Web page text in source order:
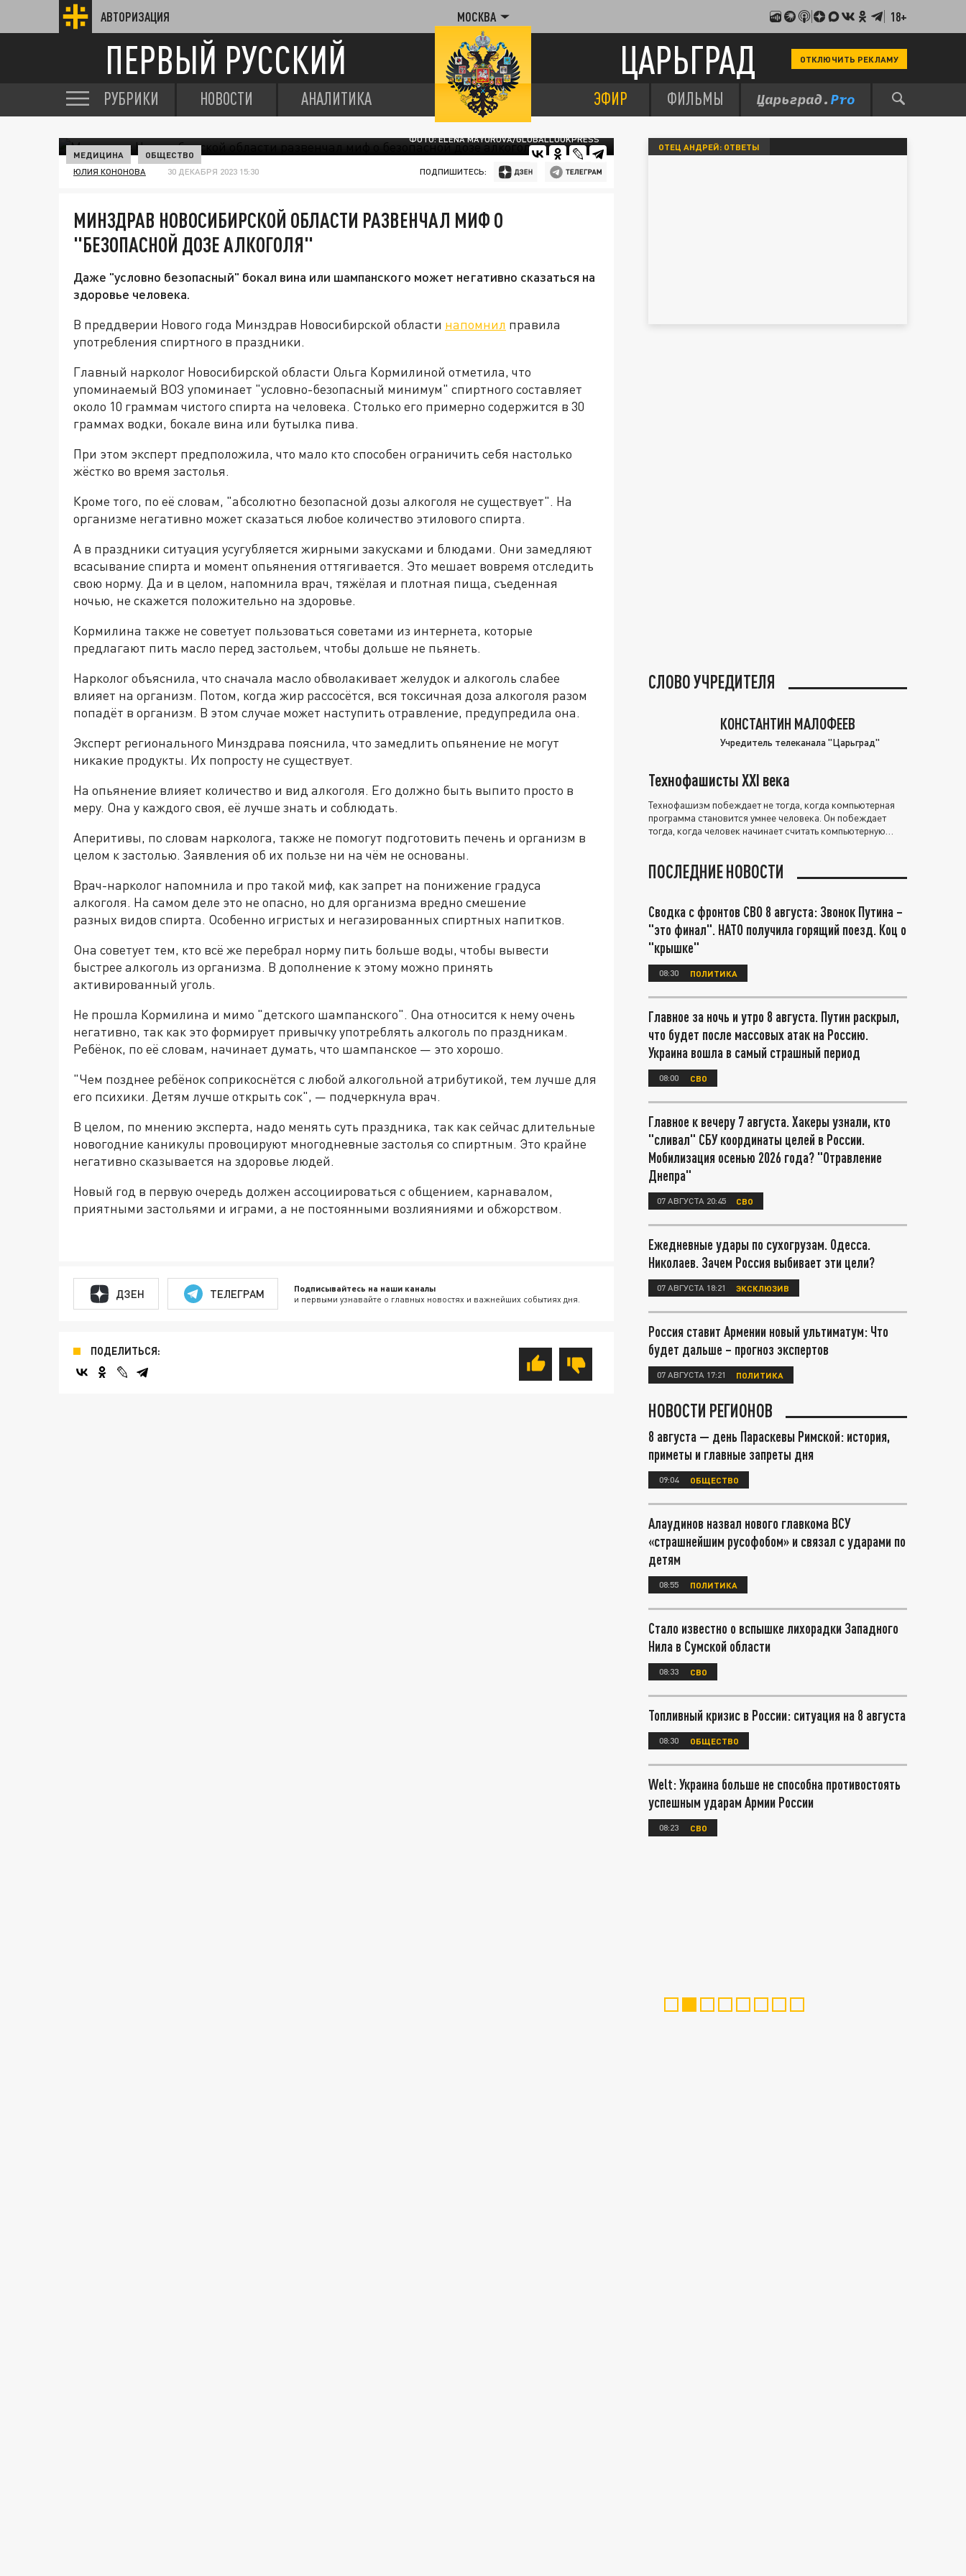
АВТОРИЗАЦИЯ МОСКВА 18+
ПЕРВЫЙ РУССКИЙ ЦАРЬГРАД ОТКЛЮЧИТЬ РЕКЛАМУ
РУБРИКИ НОВОСТИ АНАЛИТИКА ЭФИР ФИЛЬМЫ
ФОТО: ELENA MAYOROVA/GLOBALLOOKPRESS
МЕДИЦИНА ОБЩЕСТВО
ЮЛИЯ КОНОНОВА 30 ДЕКАБРЯ 2023 15:30 ПОДПИШИТЕСЬ:
МИНЗДРАВ НОВОСИБИРСКОЙ ОБЛАСТИ РАЗВЕНЧАЛ МИФ О
"БЕЗОПАСНОЙ ДОЗЕ АЛКОГОЛЯ"
Даже "условно безопасный" бокал вина или шампанского может негативно сказаться на
здоровье человека.
В преддверии Нового года Минздрав Новосибирской области напомнил правила
употребления спиртного в праздники.
Главный нарколог Новосибирской области Ольга Кормилиной отметила, что
упоминаемый ВОЗ упоминает "условно-безопасный минимум" спиртного составляет
около 10 граммам чистого спирта на человека. Столько его примерно содержится в 30
граммах водки, бокале вина или бутылка пива.
При этом эксперт предположила, что мало кто способен ограничить себя настолько
жёстко во время застолья.
Кроме того, по её словам, "абсолютно безопасной дозы алкоголя не существует". На
организме негативно может сказаться любое количество этилового спирта.
А в праздники ситуация усугубляется жирными закусками и блюдами. Они замедляют
всасывание спирта и момент опьянения оттягивается. Это мешает вовремя отследить
свою норму. Да и в целом, напомнила врач, тяжёлая и плотная пища, съеденная
ночью, не скажется положительно на здоровье.
Кормилина также не советует пользоваться советами из интернета, которые
предлагают пить масло перед застольем, чтобы дольше не пьянеть.
Нарколог объяснила, что сначала масло обволакивает желудок и алкоголь слабее
влияет на организм. Потом, когда жир рассосётся, вся токсичная доза алкоголя разом
попадёт в организм. В этом случае может наступить отравление, предупредила она.
Эксперт регионального Минздрава пояснила, что замедлить опьянение не могут
никакие продукты. Их попросту не существует.
На опьянение влияет количество и вид алкоголя. Его должно быть выпито просто в
меру. Она у каждого своя, её лучше знать и соблюдать.
Аперитивы, по словам нарколога, также не помогут подготовить печень и организм в
целом к застолью. Заявления об их пользе ни на чём не основаны.
Врач-нарколог напомнила и про такой миф, как запрет на понижение градуса
алкоголя. На самом деле это не опасно, но для организма вредно смешение
разных видов спирта. Особенно игристых и негазированных спиртных напитков.
Она советует тем, кто всё же перебрал норму пить больше воды, чтобы вывести
быстрее алкоголь из организма. В дополнение к этому можно принять
активированный уголь.
Не прошла Кормилина и мимо "детского шампанского". Она относится к нему очень
негативно, так как это формирует привычку употреблять алкоголь по праздникам.
Ребёнок, по её словам, начинает думать, что шампанское — это хорошо.
"Чем позднее ребёнок соприкоснётся с любой алкогольной атрибутикой, тем лучше для
его психики. Детям лучше открыть сок", — подчеркнула врач.
В целом, по мнению эксперта, надо менять суть праздника, так как сейчас длительные
новогодние каникулы провоцируют многодневные застолья со спиртным. Это крайне
негативно сказывается на здоровье людей.
Новый год в первую очередь должен ассоциироваться с общением, карнавалом,
приятными застольями и играми, а не постоянными возлияниями и обжорством.
ДЗЕН ТЕЛЕГРАМ Подписывайтесь на наши каналы
и первыми узнавайте о главных новостях и важнейших событиях дня.
ПОДЕЛИТЬСЯ:
ОТЕЦ АНДРЕЙ: ОТВЕТЫ
СЛОВО УЧРЕДИТЕЛЯ
КОНСТАНТИН МАЛОФЕЕВ
Учредитель телеканала "Царьград"
Технофашисты XXI века
Технофашизм побеждает не тогда, когда компьютерная
программа становится умнее человека. Он побеждает
тогда, когда человек начинает считать компьютерную
ПОСЛЕДНИЕ НОВОСТИ
Сводка с фронтов СВО 8 августа: Звонок Путина –
"это финал". НАТО получила горящий поезд. Коц о
"крышке"
08:30 ПОЛИТИКА
Главное за ночь и утро 8 августа. Путин раскрыл,
что будет после массовых атак на Россию.
Украина вошла в самый страшный период
08:00 СВО
Главное к вечеру 7 августа. Хакеры узнали, кто
"сливал" СБУ координаты целей в России.
Мобилизация осенью 2026 года? "Отравление
Днепра"
07 АВГУСТА 20:45 СВО
Ежедневные удары по сухогрузам. Одесса.
Николаев. Зачем Россия выбивает эти цели?
07 АВГУСТА 18:21 ЭКСКЛЮЗИВ
Россия ставит Армении новый ультиматум: Что
будет дальше – прогноз экспертов
07 АВГУСТА 17:21 ПОЛИТИКА
НОВОСТИ РЕГИОНОВ
8 августа — день Параскевы Римской: история,
приметы и главные запреты дня
09:04 ОБЩЕСТВО
Алаудинов назвал нового главкома ВСУ
«страшнейшим русофобом» и связал с ударами по
детям
08:55 ПОЛИТИКА
Стало известно о вспышке лихорадки Западного
Нила в Сумской области
08:33 СВО
Топливный кризис в России: ситуация на 8 августа
08:30 ОБЩЕСТВО
Welt: Украина больше не способна противостоять
успешным ударам Армии России
08:23 СВО